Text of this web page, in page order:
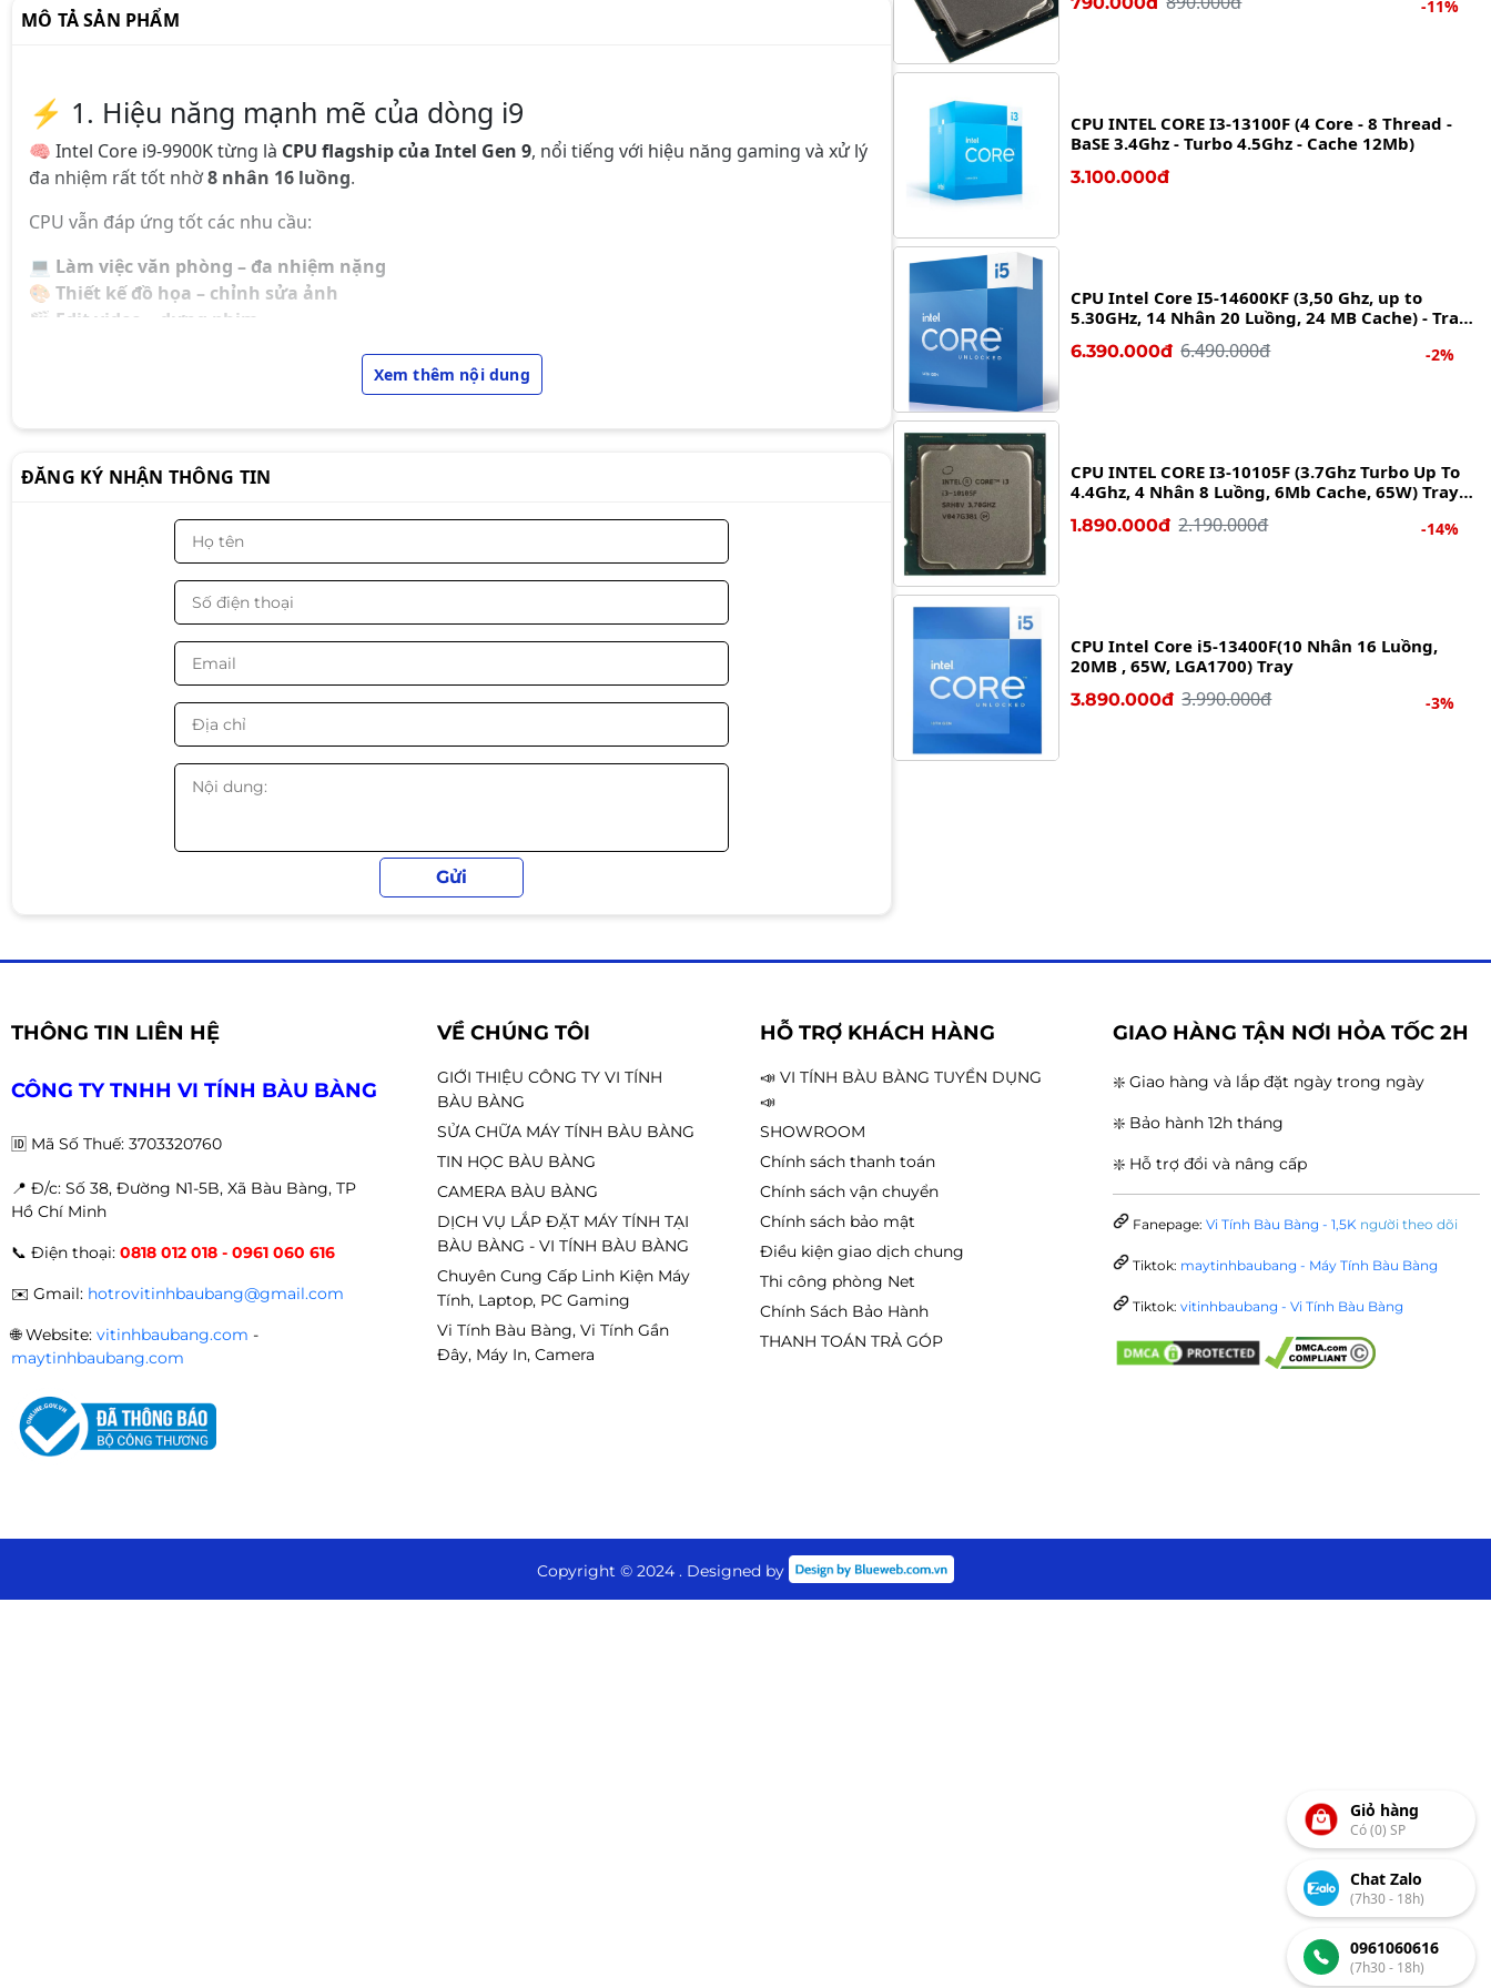
MÔ TẢ SẢN PHẨM
⚡ 1. Hiệu năng mạnh mẽ của dòng i9
🧠 Intel Core i9-9900K từng là CPU flagship của Intel Gen 9, nổi tiếng với hiệu năng gaming và xử lý
đa nhiệm rất tốt nhờ8 nhân 16 luồng.
CPU vẫn đáp ứng tốt các nhu cầu:
💻 Làm việc văn phòng – đa nhiệm nặng
🎨 Thiết kế đồ họa – chỉnh sửa ảnh
🎬 Edit video – dựng phim
🛠Photoshop | Illustrator | Premiere Pro | After Effects | AutoCAD
🎮 2. Gaming mạnh mẽ với xung nhịp cao
Khi kết hợp với VGA phù hợp, CPU có thể chiến mượt các game:
CS2 | Valorant | PUBG | GTA V | Apex Legends | Call of Duty | LOL
🔥 Mang lại trải nghiệmgaming ổn định ở Full HD – 2K
khả năng ép xung (Unlocked)
🎨PC đồ họa – dựng video
CPU có thể kết hợp tốt vớitản khí cao cấp hoặc tản nước AIOđể đảm bảo nhiệt độ ổn định.
🔧 4. Khả năng tương thích linh kiện
🔌 Intel Core i9-9900K sử dụng
, tương thích với các dòng mainboard:
🖥 Z370 | Z390 | B365
⚡RAM DDR4
Có thể kết hợp tốt với các VGA như:
Xem thêm nội dung
ĐĂNG KÝ NHẬN THÔNG TIN
-11%
CPU INTEL CORE I3-13100F (4 Core - 8 Thread -
BaSE 3.4Ghz - Turbo 4.5Ghz - Cache 12Mb)
3.100.000đ
CPU Intel Core I5-14600KF (3,50 Ghz, up to
5.30GHz, 14 Nhân 20 Luồng, 24 MB Cache) - Tray
6.390.000đ 6.490.000đ -2%
CPU INTEL CORE I3-10105F (3.7Ghz Turbo Up To
4.4Ghz, 4 Nhân 8 Luồng, 6Mb Cache, 65W) Tray
1.890.000đ 2.190.000đ -14%
CPU Intel Core i5-13400F(10 Nhân 16 Luồng,
20MB , 65W, LGA1700) Tray
3.890.000đ 3.990.000đ -3%
THÔNG TIN LIÊN HỆ
CÔNG TY TNHH VI TÍNH BÀU BÀNG
🆔 Mã Số Thuế: 3703320760
📍 Đ/c: Số 38, Đường N1-5B, Xã Bàu Bàng, TP
Hồ Chí Minh
📞 Điện thoại: 0818 012 018 - 0961 060 616
✉️ Gmail: hotrovitinhbaubang@gmail.com
🌐Website: vitinhbaubang.com -
maytinhbaubang.com
VỀ CHÚNG TÔI
GIỚI THIỆU CÔNG TY VI TÍNH
BÀU BÀNG
SỬA CHỮA MÁY TÍNH BÀU BÀNG
TIN HỌC BÀU BÀNG
CAMERA BÀU BÀNG
DỊCH VỤ LẮP ĐẶT MÁY TÍNH TẠI
BÀU BÀNG - VI TÍNH BÀU BÀNG
Chuyên Cung Cấp Linh Kiện Máy
Tính, Laptop, PC Gaming
Vi Tính Bàu Bàng, Vi Tính Gần
Đây, Máy In, Camera
HỖ TRỢ KHÁCH HÀNG
📣 VI TÍNH BÀU BÀNG TUYỂN DỤNG
📣
SHOWROOM
Chính sách thanh toán
Chính sách vận chuyển
Chính sách bảo mật
Điều kiện giao dịch chung
Thi công phòng Net
Chính Sách Bảo Hành
THANH TOÁN TRẢ GÓP
GIAO HÀNG TẬN NƠI HỎA TỐC 2H
❇️ Giao hàng và lắp đặt ngày trong ngày
❇️ Bảo hành 12h tháng
❇️ Hỗ trợ đổi và nâng cấp
Fanepage: Vi Tính Bàu Bàng - 1,5K người theo dõi
Tiktok: maytinhbaubang - Máy Tính Bàu Bàng
Tiktok: vitinhbaubang - Vi Tính Bàu Bàng
Copyright © 2024 . Designed by
Giỏ hàng
Có (0) SP
Chat Zalo
(7h30 - 18h)
0961060616
(7h30 - 18h)